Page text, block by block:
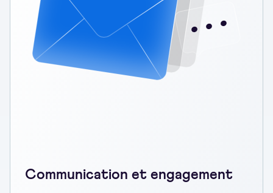
Communication et engagement